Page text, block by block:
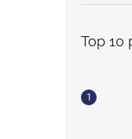
Top 10